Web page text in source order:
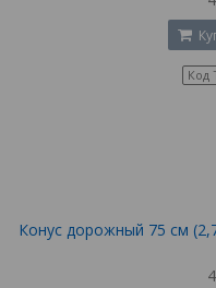
Код
Конус дорожный 75 см